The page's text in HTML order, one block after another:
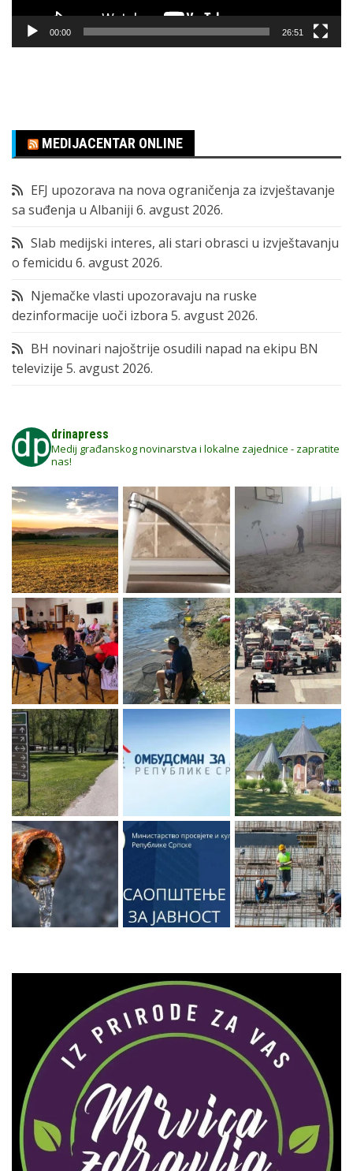
00:00 26:51
MEDIJACENTAR ONLINE
EFJ upozorava na nova ograničenja za izvještavanje
sa suđenja u Albaniji 6. avgust 2026.
Slab medijski interes, ali stari obrasci u izvještavanju
o femicidu 6. avgust 2026.
Njemačke vlasti upozoravaju na ruske
dezinformacije uoči izbora 5. avgust 2026.
BH novinari najoštrije osudili napad na ekipu BN
televizije 5. avgust 2026.
drinapress
Medij građanskog novinarstva i lokalne zajednice - zapratite
nas!